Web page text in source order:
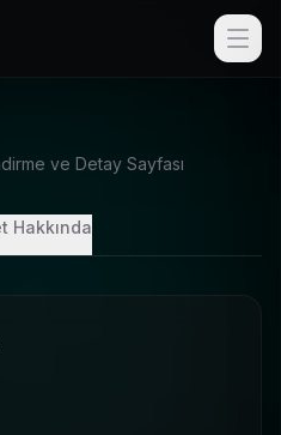
ve Detay Sayfası
Hakkında